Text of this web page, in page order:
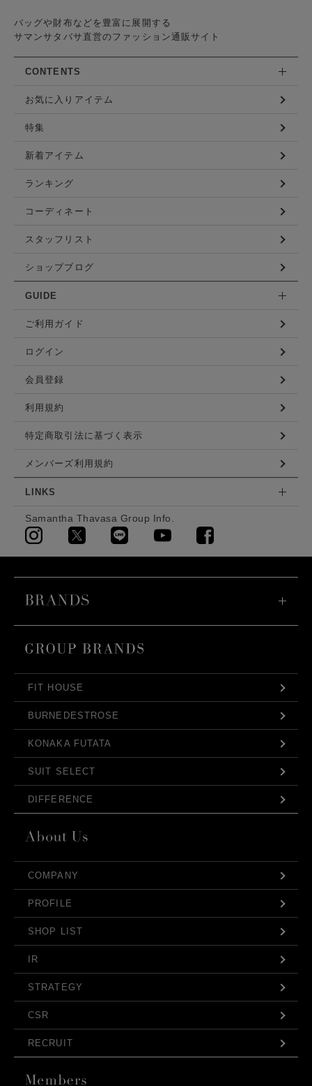
バッグや財布などを豊富に展開する
サマンサタバサ直営のファッション通販サイト
CONTENTS
お気に入りアイテム
特集
新着アイテム
ランキング
コーディネート
スタッフリスト
ショップブログ
GUIDE
ご利用ガイド
ログイン
会員登録
利用規約
特定商取引法に基づく表示
メンバーズ利用規約
LINKS
Samantha Thavasa Group Info.
FIT HOUSE
BURNEDESTROSE
KONAKA FUTATA
SUIT SELECT
DIFFERENCE
COMPANY
PROFILE
SHOP LIST
IR
STRATEGY
CSR
RECRUIT